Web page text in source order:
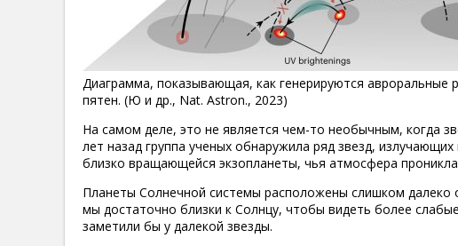
Диаграмма, показывающая, как генерируются авроральные
пятен. (Ю и др., Nat. Astron., 2023)
На самом деле, это не является чем-то необычным, когда
лет назад группа ученых обнаружила ряд звезд,
близко вращающейся экзопланеты, чья атмосфера проникла
Планеты Солнечной системы расположены слишком
мы достаточно близки к Солнцу, чтобы видеть более
заметили бы у далекой звезды.